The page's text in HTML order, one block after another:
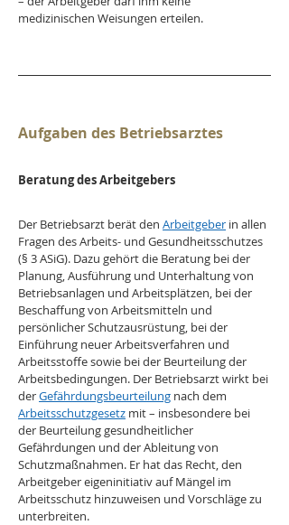
medizinischen Weisungen erteilen.
Aufgaben des Betriebsarztes
Beratung des Arbeitgebers
Der Betriebsarzt berät den Arbeitgeber in allen
Fragen des Arbeits- und Gesundheitsschutzes
(§ 3 ASiG). Dazu gehört die Beratung bei der
Planung, Ausführung und Unterhaltung von
Betriebsanlagen und Arbeitsplätzen, bei der
Beschaffung von Arbeitsmitteln und
persönlicher Schutzausrüstung, bei der
Einführung neuer Arbeitsverfahren und
Arbeitsstoffe sowie bei der Beurteilung der
Arbeitsbedingungen. Der Betriebsarzt wirkt bei
der Gefährdungsbeurteilung nach dem
Arbeitsschutzgesetz mit – insbesondere bei
der Beurteilung gesundheitlicher
Gefährdungen und der Ableitung von
Schutzmaßnahmen. Er hat das Recht, den
Arbeitgeber eigeninitiativ auf Mängel im
Arbeitsschutz hinzuweisen und Vorschläge zu
unterbreiten.